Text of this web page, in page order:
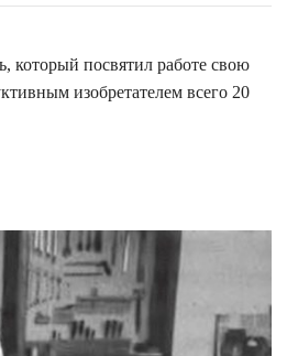
который посвятил работе свою
изобретателем всего 20